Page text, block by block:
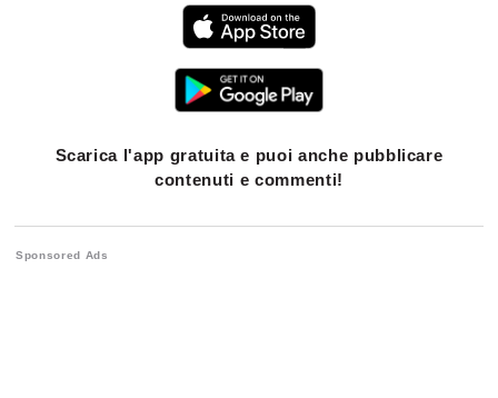
Scarica l'app gratuita e puoi anche pubblicare
contenuti e commenti!
Sponsored Ads